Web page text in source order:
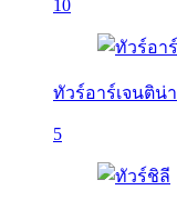
10
ทัวร์อาร์เจนติน่า
5